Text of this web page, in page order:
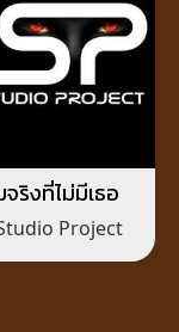
จริงที่ไม่มีเธอ
Project